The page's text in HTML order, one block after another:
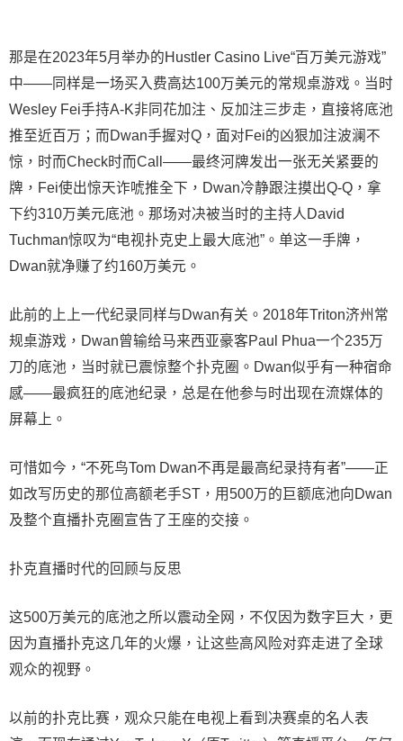
那是在2023年5月举办的Hustler Casino Live“百万美元游戏”
中——同样是一场买入费高达100万美元的常规桌游戏。当时
Wesley Fei手持A-K非同花加注、反加注三步走，直接将底池
推至近百万；而Dwan手握对Q，面对Fei的凶狠加注波澜不
惊，时而Check时而Call——最终河牌发出一张无关紧要的
牌，Fei使出惊天诈唬推全下，Dwan冷静跟注摸出Q-Q，拿
下约310万美元底池。那场对决被当时的主持人David
Tuchman惊叹为“电视扑克史上最大底池”。单这一手牌，
Dwan就净赚了约160万美元。
此前的上上一代纪录同样与Dwan有关。2018年Triton济州常
规桌游戏，Dwan曾输给马来西亚豪客Paul Phua一个235万
刀的底池，当时就已震惊整个扑克圈。Dwan似乎有一种宿命
感——最疯狂的底池纪录，总是在他参与时出现在流媒体的
屏幕上。
可惜如今，“不死鸟Tom Dwan不再是最高纪录持有者”——正
如改写历史的那位高额老手ST，用500万的巨额底池向Dwan
及整个直播扑克圈宣告了王座的交接。
扑克直播时代的回顾与反思
这500万美元的底池之所以震动全网，不仅因为数字巨大，更
因为直播扑克这几年的火爆，让这些高风险对弈走进了全球
观众的视野。
以前的扑克比赛，观众只能在电视上看到决赛桌的名人表